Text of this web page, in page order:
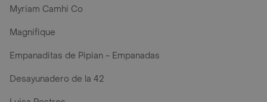
Myriam Camhi Co
Magnifique
Empanaditas de Pipian - Empanadas
Desayunadero de la 42